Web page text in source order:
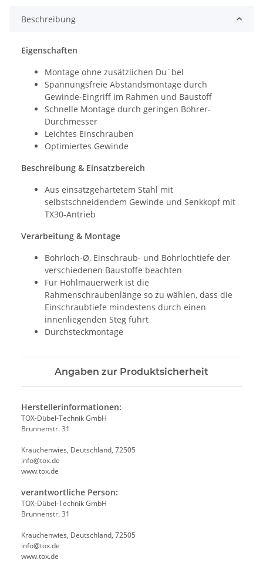
Beschreibung
Eigenschaften
Montage ohne zusätzlichen Du¨bel
Spannungsfreie Abstandsmontage durch
Gewinde-Eingriff im Rahmen und Baustoff
Schnelle Montage durch geringen Bohrer-
Durchmesser
Leichtes Einschrauben
Optimiertes Gewinde
Beschreibung & Einsatzbereich
Aus einsatzgehärtetem Stahl mit
selbstschneidendem Gewinde und Senkkopf mit
TX30-Antrieb
Verarbeitung & Montage
Bohrloch-Ø, Einschraub- und Bohrlochtiefe der
verschiedenen Baustoffe beachten
Für Hohlmauerwerk ist die
Rahmenschraubenlänge so zu wählen, dass die
Einschraubtiefe mindestens durch einen
innenliegenden Steg führt
Durchsteckmontage
Angaben zur Produktsicherheit
Herstellerinformationen:
TOX-Dübel-Technik GmbH
Brunnenstr. 31
Krauchenwies, Deutschland, 72505
info@tox.de
www.tox.de
verantwortliche Person:
TOX-Dübel-Technik GmbH
Brunnenstr. 31
Krauchenwies, Deutschland, 72505
info@tox.de
www.tox.de